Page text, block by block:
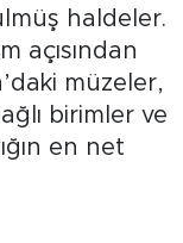
haldeler.
açısından
müzeler,
birimler ve
en net